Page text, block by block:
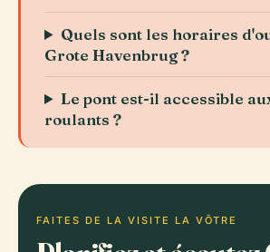
Quels sont les horaires
Grote Havenbrug ?
Le pont est-il accessible
roulants ?
FAITES DE LA VISITE LA VÔTRE